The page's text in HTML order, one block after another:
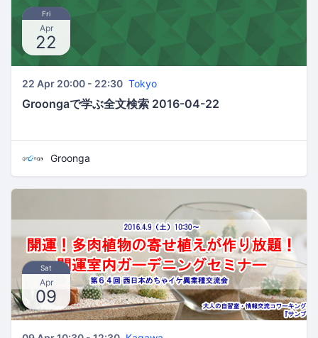
Fri
Apr
22
22 Apr 20:00 - 22:30 Tokyo
Groongaで学ぶ全文検索 2016-04-22
Groonga
Sat
Apr
09